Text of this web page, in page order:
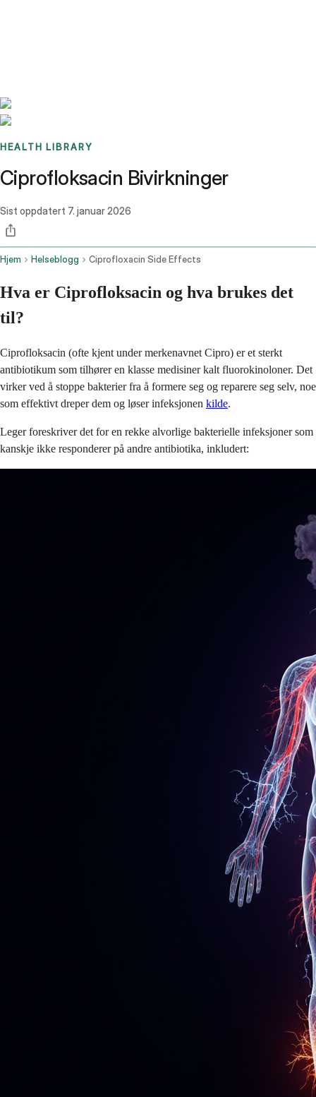
HEALTH LIBRARY
Ciprofloksacin Bivirkninger
Sist oppdatert 7. januar 2026
Hjem Helseblogg Ciprofloxacin Side Effects
Hva er Ciprofloksacin og hva brukes det
til?
Ciprofloksacin (ofte kjent under merkenavnet Cipro) er et sterkt
antibiotikum som tilhører en klasse medisiner kalt fluorokinoloner. Det
virker ved å stoppe bakterier fra å formere seg og reparere seg selv, noe
som effektivt dreper dem og løser infeksjonen kilde.
Leger foreskriver det for en rekke alvorlige bakterielle infeksjoner som
kanskje ikke responderer på andre antibiotika, inkludert: